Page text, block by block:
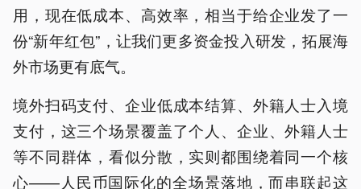
用，现在低成本、高效率，相当于给企业发了一
份“新年红包”，让我们更多资金投入研发，拓展海
外市场更有底气。
境外扫码支付、企业低成本结算、外籍人士入境
支付，这三个场景覆盖了个人、企业、外籍人士
等不同群体，看似分散，实则都围绕着同一个核
心——人民币国际化的全场景落地，而串联起这